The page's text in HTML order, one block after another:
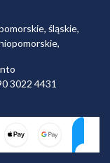
śląskie,
3022 4431